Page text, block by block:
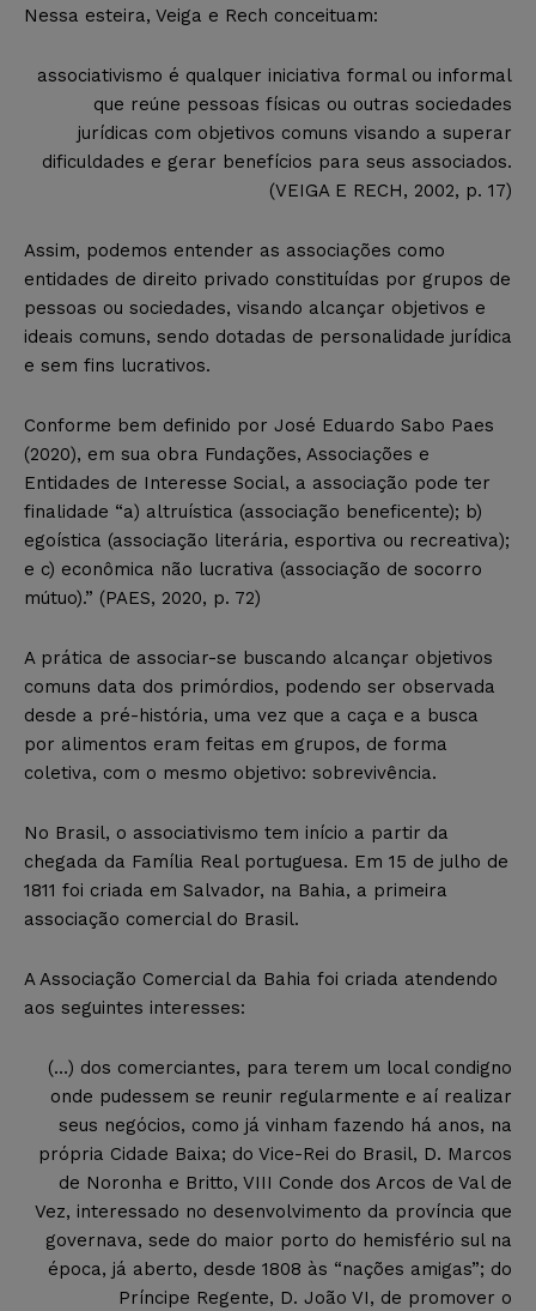
Nessa esteira, Veiga e Rech conceituam:
associativismo é qualquer iniciativa formal ou informal
que reúne pessoas físicas ou outras sociedades
jurídicas com objetivos comuns visando a superar
dificuldades e gerar benefícios para seus associados.
(VEIGA E RECH, 2002, p. 17)
Assim, podemos entender as associações como
entidades de direito privado constituídas por grupos de
pessoas ou sociedades, visando alcançar objetivos e
ideais comuns, sendo dotadas de personalidade jurídica
e sem fins lucrativos.
Conforme bem definido por José Eduardo Sabo Paes
(2020), em sua obra Fundações, Associações e
Entidades de Interesse Social, a associação pode ter
finalidade “a) altruística (associação beneficente); b)
egoística (associação literária, esportiva ou recreativa);
e c) econômica não lucrativa (associação de socorro
mútuo).” (PAES, 2020, p. 72)
A prática de associar-se buscando alcançar objetivos
comuns data dos primórdios, podendo ser observada
desde a pré-história, uma vez que a caça e a busca
por alimentos eram feitas em grupos, de forma
coletiva, com o mesmo objetivo: sobrevivência.
No Brasil, o associativismo tem início a partir da
chegada da Família Real portuguesa. Em 15 de julho de
1811 foi criada em Salvador, na Bahia, a primeira
associação comercial do Brasil.
A Associação Comercial da Bahia foi criada atendendo
aos seguintes interesses:
(…) dos comerciantes, para terem um local condigno
onde pudessem se reunir regularmente e aí realizar
seus negócios, como já vinham fazendo há anos, na
própria Cidade Baixa; do Vice-Rei do Brasil, D. Marcos
de Noronha e Britto, VIII Conde dos Arcos de Val de
Vez, interessado no desenvolvimento da província que
governava, sede do maior porto do hemisfério sul na
época, já aberto, desde 1808 às “nações amigas”; do
Príncipe Regente, D. João VI, de promover o